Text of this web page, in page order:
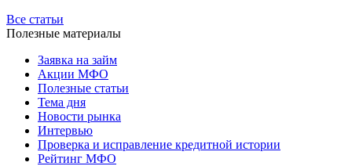
Все статьи
Полезные материалы
Заявка на займ
Акции МФО
Полезные статьи
Тема дня
Новости рынка
Интервью
Проверка и исправление кредитной истории
Рейтинг МФО